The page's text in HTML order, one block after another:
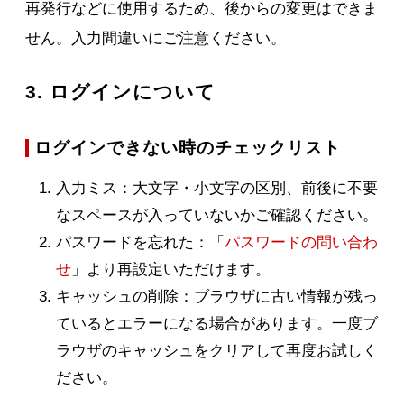
再発行などに使用するため、後からの変更はできま
せん。入力間違いにご注意ください。
3. ログインについて
ログインできない時のチェックリスト
入力ミス：大文字・小文字の区別、前後に不要
なスペースが入っていないかご確認ください。
パスワードを忘れた：「 パスワードの問い合わ
せ」より再設定いただけます。
キャッシュの削除：ブラウザに古い情報が残っ
ているとエラーになる場合があります。一度ブ
ラウザのキャッシュをクリアして再度お試しく
ださい。